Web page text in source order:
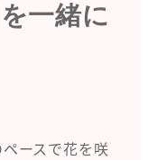
一緒に
ースで花を咲